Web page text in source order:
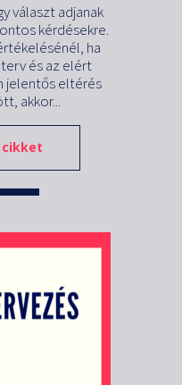
választ adjanak
kérdésekre.
ha
és az elért
jelentős eltérés
akkor...
cikket